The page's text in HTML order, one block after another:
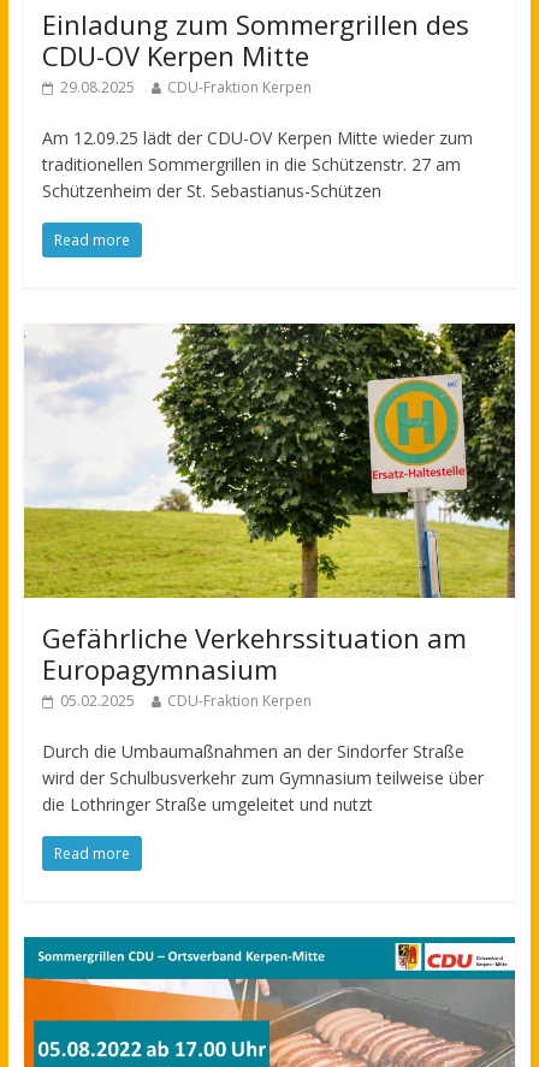
Einladung zum Sommergrillen des
CDU-OV Kerpen Mitte
29.08.2025 CDU-Fraktion Kerpen
Am 12.09.25 lädt der CDU-OV Kerpen Mitte wieder zum
traditionellen Sommergrillen in die Schützenstr. 27 am
Schützenheim der St. Sebastianus-Schützen
Read more
Gefährliche Verkehrssituation am
Europagymnasium
05.02.2025 CDU-Fraktion Kerpen
Durch die Umbaumaßnahmen an der Sindorfer Straße
wird der Schulbusverkehr zum Gymnasium teilweise über
die Lothringer Straße umgeleitet und nutzt
Read more